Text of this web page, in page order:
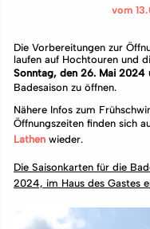
vom
Die Vorbereitungen zur
laufen auf Hochtouren und
Sonntag, den 26. Mai 2024
Badesaison zu öffnen.
Nähere Infos zum
Öffnungszeiten finden sich
Lathen wieder.
Die Saisonkarten für die
2024, im Haus des Gastes